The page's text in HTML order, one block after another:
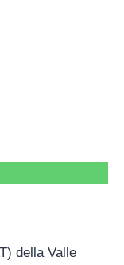
della Valle